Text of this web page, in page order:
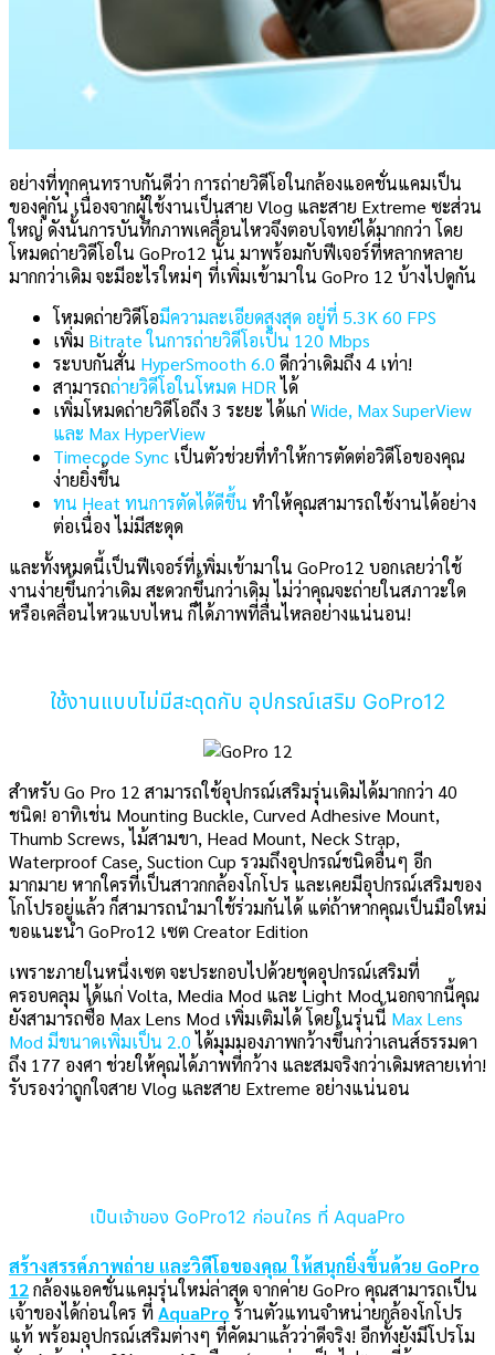
อย่างที่ทุกคนทราบกันดีว่า การถ่ายวิดีโอในกล้องแอคชั่นแคมเป็น
ของคู่กัน เนื่องจากผู้ใช้งานเป็นสาย Vlog และสาย Extreme ซะส่วน
ใหญ่ ดังนั้นการบันทึกภาพเคลื่อนไหวจึงตอบโจทย์ได้มากกว่า โดย
โหมดถ่ายวิดีโอใน GoPro12 นั้น มาพร้อมกับฟีเจอร์ที่หลากหลาย
มากกว่าเดิม จะมีอะไรใหม่ๆ ที่เพิ่มเข้ามาใน GoPro 12 บ้างไปดูกัน
โหมดถ่ายวิดีโอมีความละเอียดสูงสุด อยู่ที่ 5.3K 60 FPS
เพิ่ม Bitrate ในการถ่ายวิดีโอเป็น 120 Mbps
ระบบกันสั่น HyperSmooth 6.0 ดีกว่าเดิมถึง 4 เท่า!
สามารถถ่ายวิดีโอในโหมด HDRได้
เพิ่มโหมดถ่ายวิดีโอถึง 3 ระยะ ได้แก่Wide, Max SuperView
และ Max HyperView
Timecode Sync เป็นตัวช่วยที่ทำให้การตัดต่อวิดีโอของคุณ
ง่ายยิ่งขึ้น
ทน Heat ทนการตัดได้ดีขึ้น ทำให้คุณสามารถใช้งานได้อย่าง
ต่อเนื่อง ไม่มีสะดุด
และทั้งหมดนี้เป็นฟีเจอร์ที่เพิ่มเข้ามาใน GoPro12 บอกเลยว่าใช้
งานง่ายขึ้นกว่าเดิม สะดวกขึ้นกว่าเดิม ไม่ว่าคุณจะถ่ายในสภาวะใด
หรือเคลื่อนไหวแบบไหน ก็ได้ภาพที่ลื่นไหลอย่างแน่นอน!
ใช้งานแบบไม่มีสะดุดกับ อุปกรณ์เสริม GoPro12
สำหรับ Go Pro 12 สามารถใช้อุปกรณ์เสริมรุ่นเดิมได้มากกว่า 40
ชนิด! อาทิเช่น Mounting Buckle, Curved Adhesive Mount,
Thumb Screws, ไม้สามขา, Head Mount, Neck Strap,
Waterproof Case, Suction Cup รวมถึงอุปกรณ์ชนิดอื่นๆ อีก
มากมาย หากใครที่เป็นสาวกกล้องโกโปร และเคยมีอุปกรณ์เสริมของ
โกโปรอยู่แล้ว ก็สามารถนำมาใช้ร่วมกันได้ แต่ถ้าหากคุณเป็นมือใหม่
ขอแนะนำ GoPro12 เซต Creator Edition
เพราะภายในหนึ่งเซต จะประกอบไปด้วยชุดอุปกรณ์เสริมที่
ครอบคลุม ได้แก่ Volta, Media Mod และ Light Mod นอกจากนี้คุณ
ยังสามารถซื้อ Max Lens Mod เพิ่มเติมได้ โดยในรุ่นนี้ Max Lens
Mod มีขนาดเพิ่มเป็น 2.0ได้มุมมองภาพกว้างขึ้นกว่าเลนส์ธรรมดา
ถึง 177 องศา ช่วยให้คุณได้ภาพที่กว้าง และสมจริงกว่าเดิมหลายเท่า!
รับรองว่าถูกใจสาย Vlog และสาย Extreme อย่างแน่นอน
เป็นเจ้าของ GoPro12 ก่อนใคร ที่ AquaPro
สร้างสรรค์ภาพถ่าย และวิดีโอของคุณ ให้สนุกยิ่งขึ้นด้วย GoPro
12กล้องแอคชั่นแคมรุ่นใหม่ล่าสุด จากค่าย GoPro คุณสามารถเป็น
เจ้าของได้ก่อนใคร ที่ AquaPro ร้านตัวแทนจำหน่ายกล้องโกโปร
แท้ พร้อมอุปกรณ์เสริมต่างๆ ที่คัดมาแล้วว่าดีจริง! อีกทั้งยังมีโปรโม